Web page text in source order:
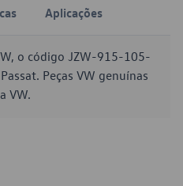
Aplicações
o código JZW-915-105-
Peças VW genuínas
VW.